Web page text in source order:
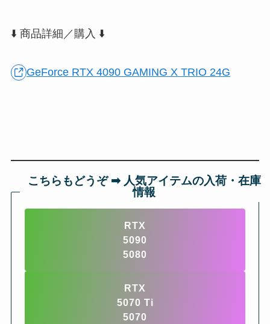
⬇️ 商品詳細／購入 ⬇️
GeForce RTX 4090 GAMING X TRIO 24G
こちらもどうぞ ➡︎ 人気アイテムの入荷・在庫
情報
RTX
5090
5080
RTX
5070 Ti
5070